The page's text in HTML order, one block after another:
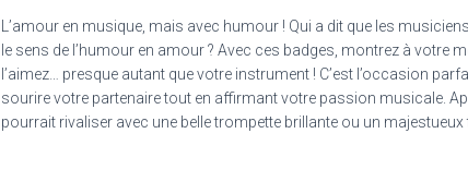
L’amour en musique, mais avec humour ! Qui a dit que les
le sens de l’humour en amour ? Avec ces badges, montrez à votre
l’aimez… presque autant que votre instrument ! C’est l’occasion
sourire votre partenaire tout en affirmant votre passion musicale.
pourrait rivaliser avec une belle trompette brillante ou un majestueux